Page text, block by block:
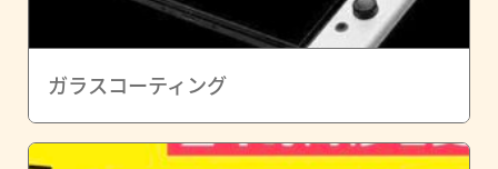
ガラスコーティング